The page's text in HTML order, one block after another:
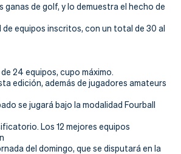
ganas de golf, y lo demuestra el hecho de
equipos inscritos, con un total de 30 al
24 equipos, cupo máximo.
edición, además de jugadores amateurs
se jugará bajo la modalidad Fourball
Los 12 mejores equipos
del domingo, que se disputará en la